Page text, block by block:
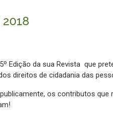
Edição da sua Revista que
direitos de cidadania das
os contributos